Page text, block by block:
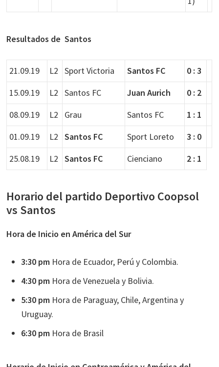
Resultados de Santos
21.09.19 L2 Sport Victoria Santos FC
0 : 3
15.09.19
L2 Santos FC Juan Aurich
0 : 2
08.09.19
L2 Grau Santos FC
1 : 1
01.09.19
L2 Santos FC Sport Loreto
3 : 0
25.08.19
L2 Santos FC Cienciano 2 : 1
Horario del partido Deportivo Coopsol
vs Santos
Hora de Inicio en América del Sur
3:30 pm Hora de Ecuador, Perú y Colombia.
4:30 pm Hora de Venezuela y Bolivia.
5:30 pm Hora de Paraguay, Chile, Argentina y
Uruguay.
6:30 pm Hora de Brasil